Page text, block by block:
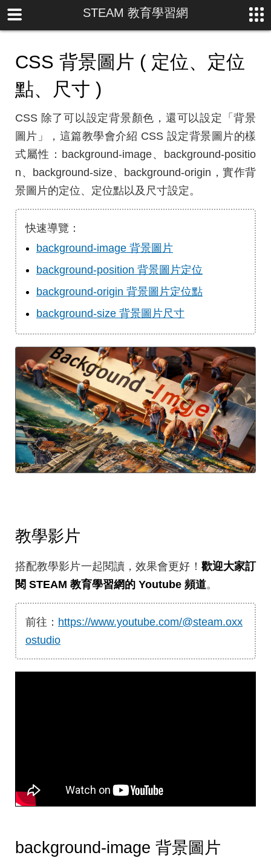
STEAM 教育學習網
CSS 背景圖片 ( 定位、定位
點、尺寸 )
CSS 除了可以設定背景顏色，還可以設定「背景
圖片」，這篇教學會介紹 CSS 設定背景圖片的樣
式屬性：background-image、background-positio
n、background-size、background-origin，實作背
景圖片的定位、定位點以及尺寸設定。
快速導覽：
background-image 背景圖片
background-position 背景圖片定位
background-origin 背景圖片定位點
background-size 背景圖片尺寸
教學影片
搭配教學影片一起閱讀，效果會更好！ 歡迎大家訂
閱 STEAM 教育學習網的 Youtube 頻道。
前往： https://www.youtube.com/@steam.oxx
ostudio
background-image 背景圖片